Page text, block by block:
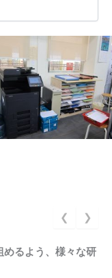
❮ ❯
めるよう、様々な研